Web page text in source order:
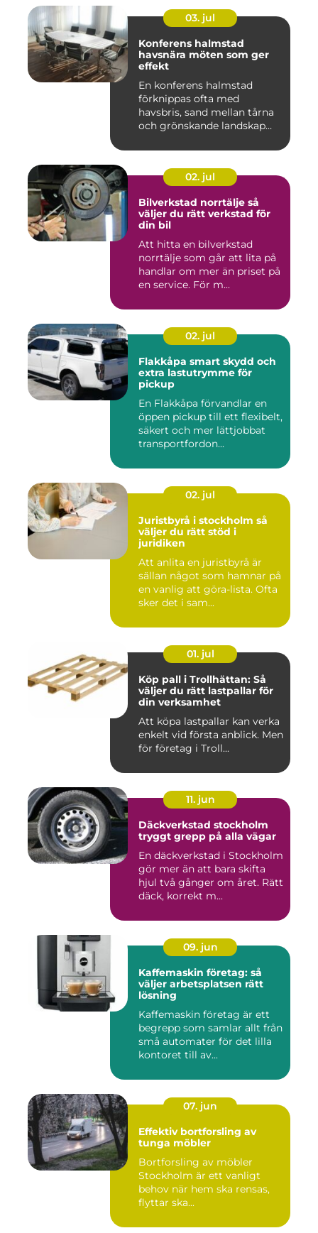
03. jul
Konferens halmstad
havsnära möten som ger
effekt
En konferens halmstad
förknippas ofta med
havsbris, sand mellan tårna
och grönskande landskap
02. jul
Bilverkstad norrtälje så
väljer du rätt verkstad för
din bil
Att hitta en bilverkstad
norrtälje som går att lita på
handlar om mer än priset på
en service. För m...
02. jul
Flakkåpa smart skydd och
extra lastutrymme för
pickup
En Flakkåpa förvandlar en
öppen pickup till ett flexibelt,
säkert och mer lättjobbat
transportfordon...
02. jul
Juristbyrå i stockholm så
väljer du rätt stöd i
juridiken
Att anlita en juristbyrå är
sällan något som hamnar på
en vanlig att göra-lista. Ofta
sker det i sam...
01. jul
Köp pall i Trollhättan: Så
väljer du rätt lastpallar för
din verksamhet
Att köpa lastpallar kan verka
enkelt vid första anblick. Men
för företag i Troll...
11. jun
Däckverkstad stockholm
tryggt grepp på alla vägar
En däckverkstad i Stockholm
gör mer än att bara skifta
hjul två gånger om året. Rätt
däck, korrekt m...
09. jun
Kaffemaskin företag: så
väljer arbetsplatsen rätt
lösning
Kaffemaskin företag är ett
begrepp som samlar allt från
små automater för det lilla
kontoret till av...
07. jun
Effektiv bortforsling av
tunga möbler
Bortforsling av möbler
Stockholm är ett vanligt
behov när hem ska rensas,
flyttar ska...